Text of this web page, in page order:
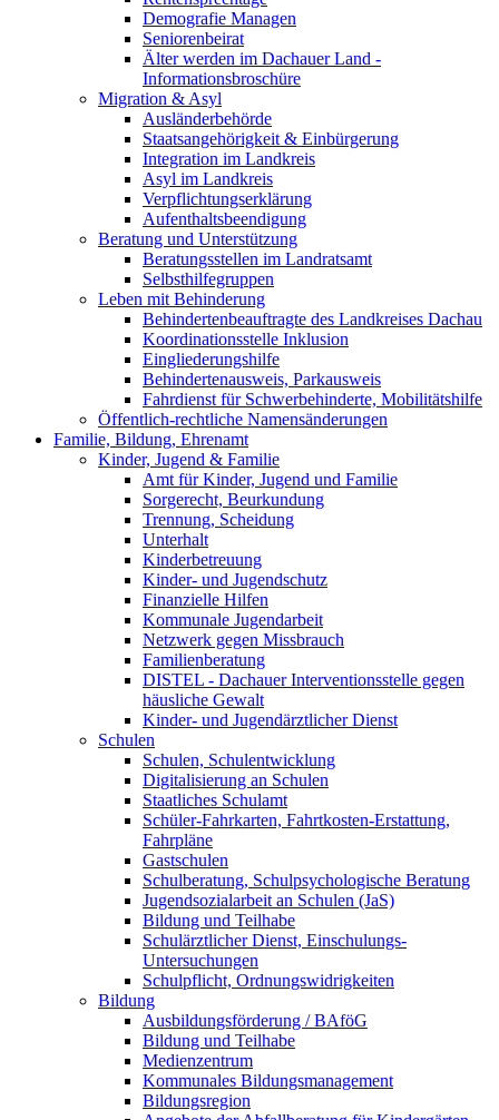
Demografie Managen
Seniorenbeirat
Älter werden im Dachauer Land -
Informationsbroschüre
Migration & Asyl
Ausländerbehörde
Staatsangehörigkeit & Einbürgerung
Integration im Landkreis
Asyl im Landkreis
Verpflichtungserklärung
Aufenthaltsbeendigung
Beratung und Unterstützung
Beratungsstellen im Landratsamt
Selbsthilfegruppen
Leben mit Behinderung
Behindertenbeauftragte des Landkreises Dachau
Koordinationsstelle Inklusion
Eingliederungshilfe
Behindertenausweis, Parkausweis
Fahrdienst für Schwerbehinderte, Mobilitätshilfe
Öffentlich-rechtliche Namensänderungen
Familie, Bildung, Ehrenamt
Kinder, Jugend & Familie
Amt für Kinder, Jugend und Familie
Sorgerecht, Beurkundung
Trennung, Scheidung
Unterhalt
Kinderbetreuung
Kinder- und Jugendschutz
Finanzielle Hilfen
Kommunale Jugendarbeit
Netzwerk gegen Missbrauch
Familienberatung
DISTEL - Dachauer Interventionsstelle gegen
häusliche Gewalt
Kinder- und Jugendärztlicher Dienst
Schulen
Schulen, Schulentwicklung
Digitalisierung an Schulen
Staatliches Schulamt
Schüler-Fahrkarten, Fahrtkosten-Erstattung,
Fahrpläne
Gastschulen
Schulberatung, Schulpsychologische Beratung
Jugendsozialarbeit an Schulen (JaS)
Bildung und Teilhabe
Schulärztlicher Dienst, Einschulungs-
Untersuchungen
Schulpflicht, Ordnungswidrigkeiten
Bildung
Ausbildungsförderung / BAföG
Bildung und Teilhabe
Medienzentrum
Kommunales Bildungsmanagement
Bildungsregion